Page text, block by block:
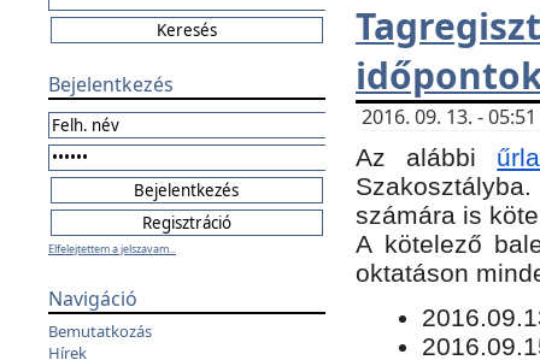
Bejelentkezés
Elfelejtettem a jelszavam...
Navigáció
Bemutatkozás
Hírek
2016. 09. 13. -
Az alábbi
számára is
​A kötelező
oktatáson